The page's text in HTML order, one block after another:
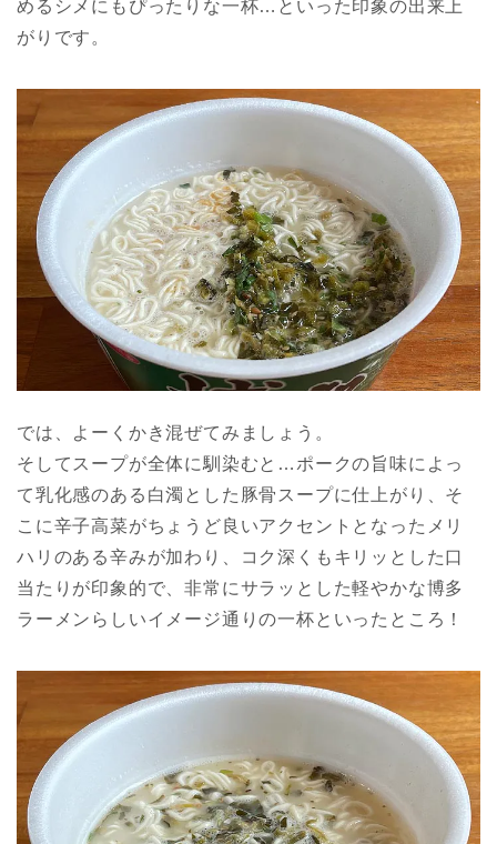
めるシメにもぴったりな一杯…といった印象の出来上
がりです。
では、よーくかき混ぜてみましょう。
そしてスープが全体に馴染むと…ポークの旨味によっ
て乳化感のある白濁とした豚骨スープに仕上がり、そ
こに辛子高菜がちょうど良いアクセントとなったメリ
ハリのある辛みが加わり、コク深くもキリッとした口
当たりが印象的で、非常にサラッとした軽やかな博多
ラーメンらしいイメージ通りの一杯といったところ！